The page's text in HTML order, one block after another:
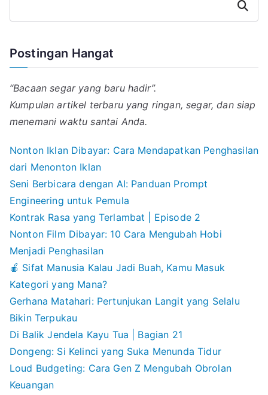
Search
Postingan Hangat
“Bacaan segar yang baru hadir”.
Kumpulan artikel terbaru yang ringan, segar, dan siap
menemani waktu santai Anda.
Nonton Iklan Dibayar: Cara Mendapatkan Penghasilan
dari Menonton Iklan
Seni Berbicara dengan AI: Panduan Prompt
Engineering untuk Pemula
Kontrak Rasa yang Terlambat | Episode 2
Nonton Film Dibayar: 10 Cara Mengubah Hobi
Menjadi Penghasilan
🍎 Sifat Manusia Kalau Jadi Buah, Kamu Masuk
Kategori yang Mana?
Gerhana Matahari: Pertunjukan Langit yang Selalu
Bikin Terpukau
Di Balik Jendela Kayu Tua | Bagian 21
Dongeng: Si Kelinci yang Suka Menunda Tidur
Loud Budgeting: Cara Gen Z Mengubah Obrolan
Keuangan